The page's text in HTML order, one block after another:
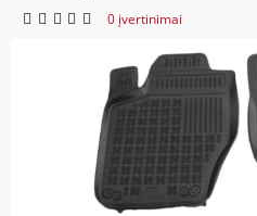
0 įvertinimai